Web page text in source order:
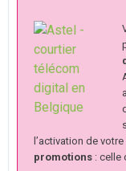
l’activation de
promotions : celle